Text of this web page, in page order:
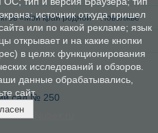
«Мой край родной – Поволжье
сад № 250
источник откуда пришел
или по какой рекламе; язык
открывает и на какие кнопки
в целях функционирования
исследований и обзоров.
данные обрабатывались,
сайт.